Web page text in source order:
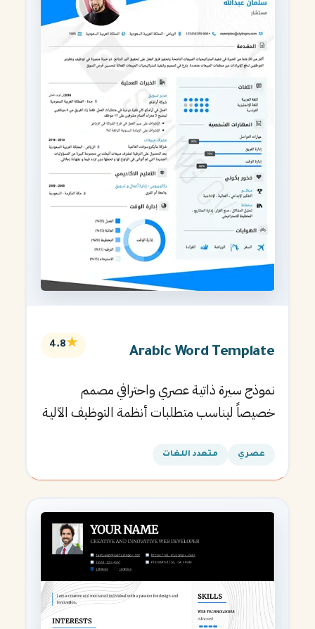
Arabic Word Template
★
4.8
نموذج سيرة ذاتية عصري واحترافي مصمم
خصيصاً ليناسب متطلبات أنظمة التوظيف الآلية
عصري متعدد اللغات